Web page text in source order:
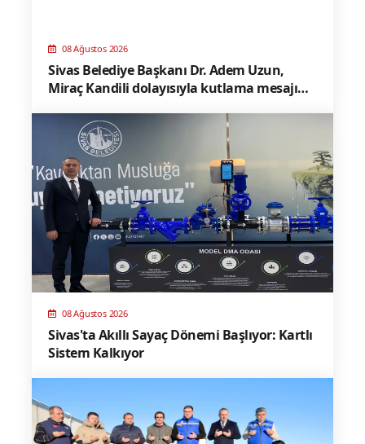
08 Ağustos 2026
Sivas Belediye Başkanı Dr. Adem Uzun,
Miraç Kandili dolayısıyla kutlama mesajı
08 Ağustos 2026
Sivas'ta Akıllı Sayaç Dönemi Başlıyor: Kartlı
Sistem Kalkıyor